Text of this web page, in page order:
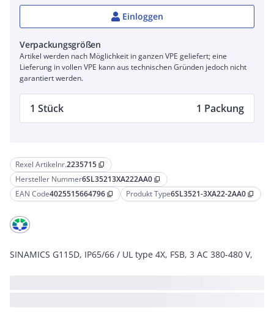
Rexel Artikelnr.2235715 content_copy
Hersteller Nummer6SL35213XA222AA0 content_copy
EAN Code4025515664796 content_copy Produkt Type6SL3521-3XA22-2AA0 content_copy
SINAMICS G115D, IP65/66 / UL type 4X, FSB, 3 AC 380-480 V,
Einloggen
Verpackungsgrößen
Artikel werden nach Möglichkeit in ganzen VPE geliefert; eine
Lieferung in vollen VPE kann aus technischen Gründen jedoch nicht
garantiert werden.
1 Stück 1 Packung